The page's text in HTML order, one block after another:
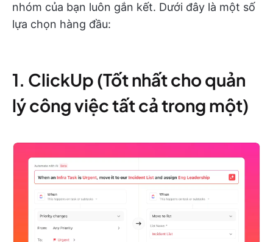
nhóm của bạn luôn gắn kết. Dưới đây là một số
lựa chọn hàng đầu:
1. ClickUp (Tốt nhất cho quản
lý công việc tất cả trong một)